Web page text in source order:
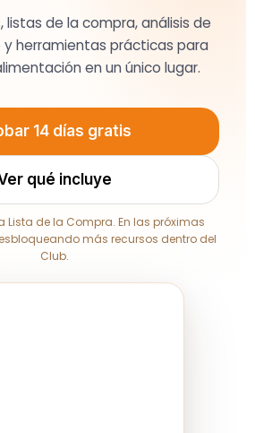
listas de la compra, análisis de
herramientas prácticas para
en un único lugar.
14 días gratis
qué incluye
Lista de la Compra. En las próximas
más recursos dentro del
Club.